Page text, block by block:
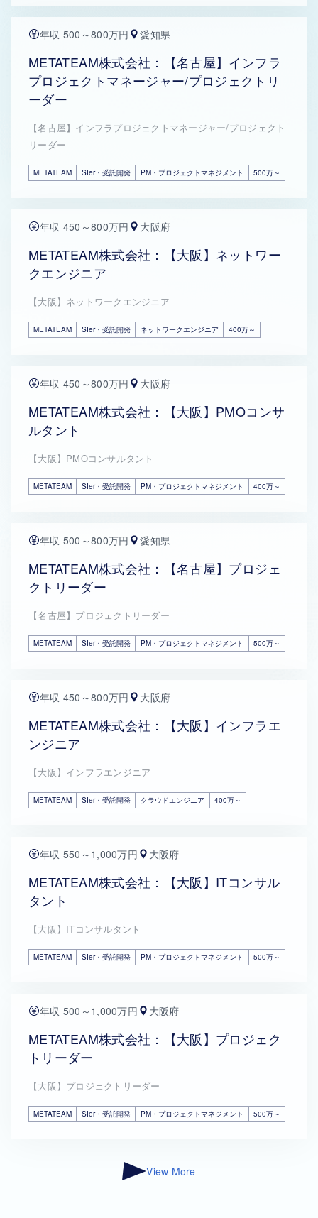
年収 500～800万円 愛知県
METATEAM株式会社：【名古屋】インフラ
プロジェクトマネージャー/プロジェクトリ
ーダー
【名古屋】インフラプロジェクトマネージャー/プロジェクト
リーダー
METATEAM SIer・受託開発 PM・プロジェクトマネジメント 500万～
年収 450～800万円 大阪府
METATEAM株式会社：【大阪】ネットワー
クエンジニア
【大阪】ネットワークエンジニア
METATEAM SIer・受託開発 ネットワークエンジニア 400万～
年収 450～800万円 大阪府
METATEAM株式会社：【大阪】PMOコンサ
ルタント
【大阪】PMOコンサルタント
METATEAM SIer・受託開発 PM・プロジェクトマネジメント 400万～
年収 500～800万円 愛知県
METATEAM株式会社：【名古屋】プロジェ
クトリーダー
【名古屋】プロジェクトリーダー
METATEAM SIer・受託開発 PM・プロジェクトマネジメント 500万～
年収 450～800万円 大阪府
METATEAM株式会社：【大阪】インフラエ
ンジニア
【大阪】インフラエンジニア
METATEAM SIer・受託開発 クラウドエンジニア 400万～
年収 550～1,000万円 大阪府
METATEAM株式会社：【大阪】ITコンサル
タント
【大阪】ITコンサルタント
METATEAM SIer・受託開発 PM・プロジェクトマネジメント 500万～
年収 500～1,000万円 大阪府
METATEAM株式会社：【大阪】プロジェク
トリーダー
【大阪】プロジェクトリーダー
METATEAM SIer・受託開発 PM・プロジェクトマネジメント 500万～
View More